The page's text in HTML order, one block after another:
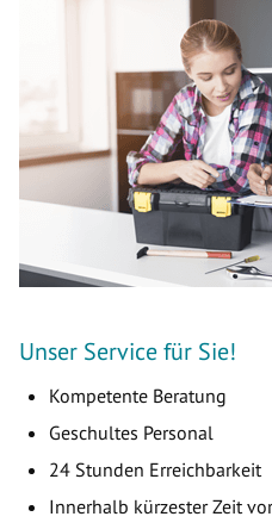
Unser Service für Sie!
Kompetente Beratung
Geschultes Personal
24 Stunden Erreichbarkeit
Innerhalb kürzester Zeit